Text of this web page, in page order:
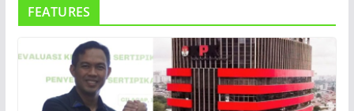
FEATURES